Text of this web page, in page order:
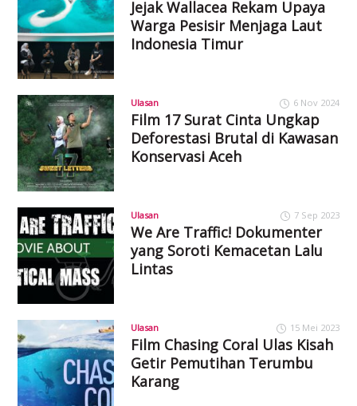
Jejak Wallacea Rekam Upaya
Warga Pesisir Menjaga Laut
Indonesia Timur
Ulasan 6 Nov 2024
Film 17 Surat Cinta Ungkap
Deforestasi Brutal di Kawasan
Konservasi Aceh
Ulasan 7 Sep 2023
We Are Traffic! Dokumenter
yang Soroti Kemacetan Lalu
Lintas
Ulasan 15 Mei 2023
Film Chasing Coral Ulas Kisah
Getir Pemutihan Terumbu
Karang